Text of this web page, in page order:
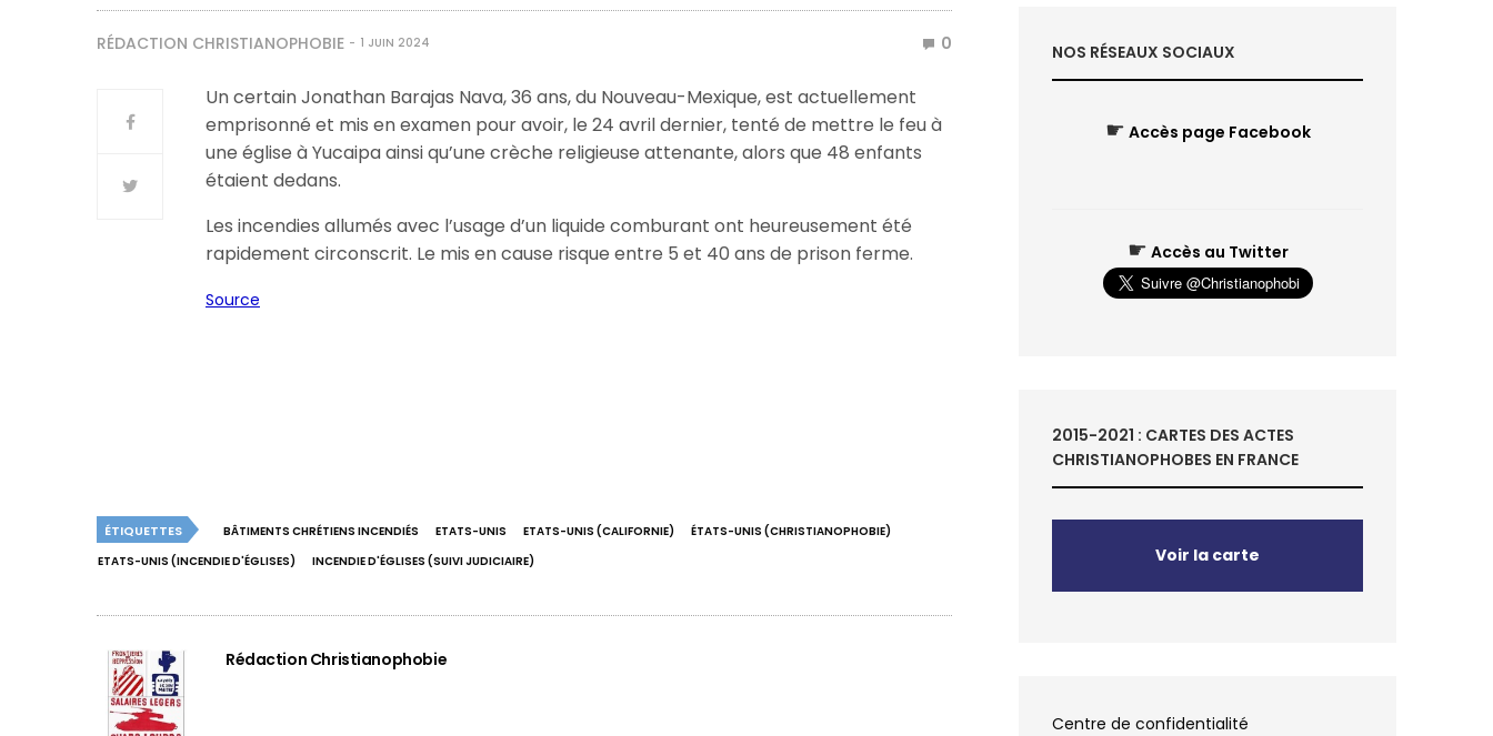
RÉDACTION CHRISTIANOPHOBIE 1 JUIN 2024 0
Un certain Jonathan Barajas Nava, 36 ans, du Nouveau-Mexique, est actuellement
emprisonné et mis en examen pour avoir, le 24 avril dernier, tenté de mettre le feu à
une église à Yucaipa ainsi qu’une crèche religieuse attenante, alors que 48 enfants
étaient dedans.
Les incendies allumés avec l’usage d’un liquide comburant ont heureusement été
rapidement circonscrit. Le mis en cause risque entre 5 et 40 ans de prison ferme.
Source
ÉTIQUETTES BÂTIMENTS CHRÉTIENS INCENDIÉS ETATS-UNIS ETATS-UNIS (CALIFORNIE)
ÉTATS-UNIS (CHRISTIANOPHOBIE)
ETATS-UNIS (INCENDIE D'ÉGLISES)
INCENDIE D'ÉGLISES (SUIVI JUDICIAIRE)
Rédaction Christianophobie
NOS RÉSEAUX SOCIAUX
☛ Accès page Facebook
☛ Accès au Twitter
2015-2021 : CARTES DES ACTES
CHRISTIANOPHOBES EN FRANCE
Voir la carte
Centre de confidentialité